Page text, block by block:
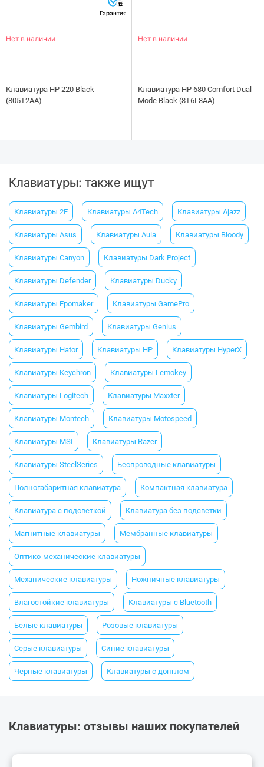
12
Гарантия
Нет в наличии
Клавиатура НР 220 Black
(805T2AA)
Нет в наличии
Клавиатура HP 680 Comfort Dual-
Mode Black (8T6L8AA)
Клавиатуры: также ищут
Клавиатуры 2E Клавиатуры A4Tech Клавиатуры Ajazz
Клавиатуры Asus Клавиатуры Aula Клавиатуры Bloody
Клавиатуры Canyon Клавиатуры Dark Project
Клавиатуры Defender Клавиатуры Ducky
Клавиатуры Epomaker Клавиатуры GamePro
Клавиатуры Gembird Клавиатуры Genius
Клавиатуры Hator Клавиатуры HP Клавиатуры HyperX
Клавиатуры Keychron Клавиатуры Lemokey
Клавиатуры Logitech Клавиатуры Maxxter
Клавиатуры Montech Клавиатуры Motospeed
Клавиатуры MSI Клавиатуры Razer
Клавиатуры SteelSeries Беспроводные клавиатуры
Полногабаритная клавиатура Компактная клавиатура
Клавиатура с подсветкой Клавиатура без подсветки
Магнитные клавиатуры Мембранные клавиатуры
Оптико-механические клавиатуры
Механические клавиатуры Ножничные клавиатуры
Влагостойкие клавиатуры Клавиатуры с Bluetooth
Белые клавиатуры Розовые клавиатуры
Серые клавиатуры Синие клавиатуры
Черные клавиатуры Клавиатуры с донглом
Клавиатуры: отзывы наших покупателей